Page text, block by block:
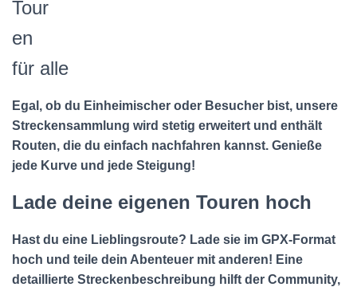
Tour
en
für alle
Egal, ob du Einheimischer oder Besucher bist, unsere
Streckensammlung wird stetig erweitert und enthält
Routen, die du einfach nachfahren kannst. Genieße
jede Kurve und jede Steigung!
Lade deine eigenen Touren hoch
Hast du eine Lieblingsroute? Lade sie im GPX-Format
hoch und teile dein Abenteuer mit anderen! Eine
detaillierte Streckenbeschreibung hilft der Community,